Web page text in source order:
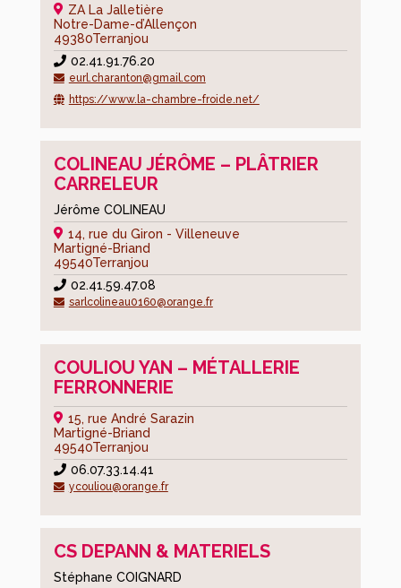
maternelles
centre
loisirs
espace
jeune
Solidarité
Santé
Centre
Communal
Sociale
C.C.A.S
Action
sociale
professionnels
santé
L’EHPAD
Marie
ZA La Jalletière
Notre-Dame-d’Allençon
49380Terranjou
02.41.91.76.20
eurl.charanton@gmail.com
https://www.la-chambre-froide.net/
COLINEAU JÉRÔME – PLÂTRIER
CARRELEUR
Jérôme COLINEAU
14, rue du Giron - Villeneuve
Martigné-Briand
49540Terranjou
02.41.59.47.08
sarlcolineau0160@orange.fr
COULIOU YAN – MÉTALLERIE
FERRONNERIE
15, rue André Sarazin
Martigné-Briand
49540Terranjou
06.07.33.14.41
ycouliou@orange.fr
CS DEPANN & MATERIELS
Stéphane COIGNARD